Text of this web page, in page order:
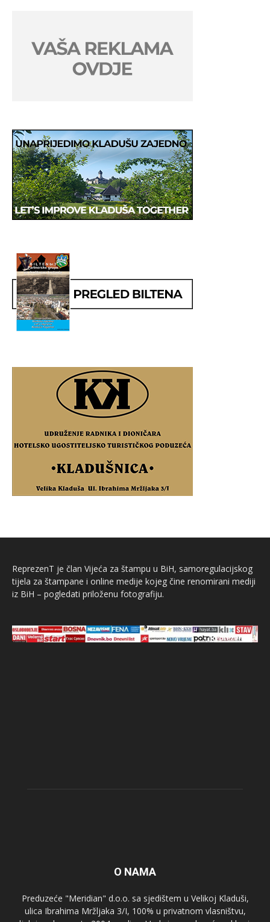
ReprezenT je član Vijeća za štampu u BiH, samoregulacijskog
tijela za štampane i online medije kojeg čine renomirani mediji
iz BiH – pogledati priloženu fotografiju.
O NAMA
Preduzeće "Meridian" d.o.o. sa sjedištem u Velikoj Kladuši,
ulica Ibrahima Mržljaka 3/I, 100% u privatnom vlasništvu,